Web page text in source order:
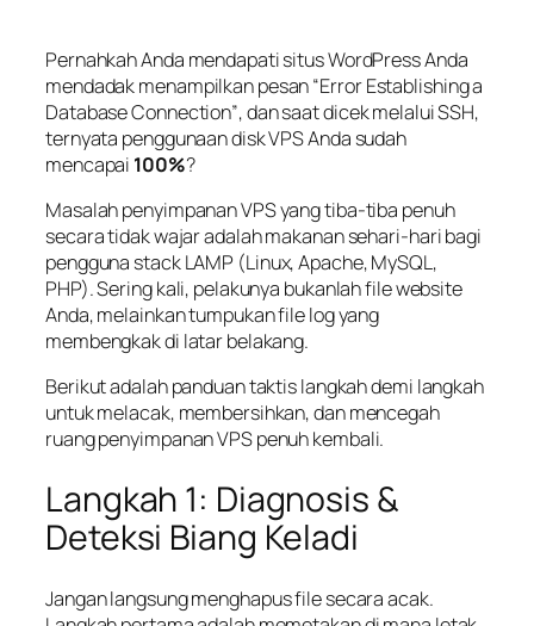
Pernahkah Anda mendapati situs WordPress Anda
mendadak menampilkan pesan“Error Establishing a
Database Connection”, dan saat dicek melalui SSH,
ternyata penggunaan disk VPS Anda sudah
mencapai 100%?
Masalah penyimpanan VPS yang tiba-tiba penuh
secara tidak wajar adalah makanan sehari-hari bagi
pengguna stackLAMP (Linux, Apache, MySQL,
PHP). Sering kali, pelakunya bukanlah file website
Anda, melainkan tumpukan file log yang
membengkak di latar belakang.
Berikut adalah panduan taktis langkah demi langkah
untuk melacak, membersihkan, dan mencegah
ruang penyimpanan VPS penuh kembali.
Langkah 1: Diagnosis &
Deteksi Biang Keladi
Jangan langsung menghapus file secara acak.